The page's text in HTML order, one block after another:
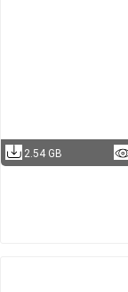
2.54 GB